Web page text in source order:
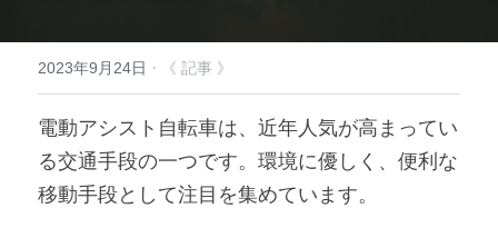
製品関連資料
よくあるご質問
製品登録
ユーザークラブ
アンバサダー募集
検索
2023年9月24日 · 《 記事 》
電動アシスト自転車は、近年人気が高まってい
る交通手段の一つです。環境に優しく、便利な
移動手段として注目を集めています。